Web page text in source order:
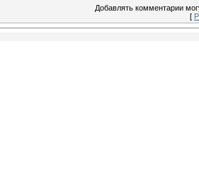
Добавлять комментарии
[